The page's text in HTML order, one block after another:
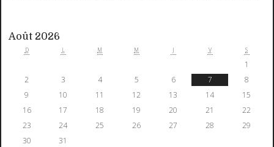
Août 2026
D L M M J V S
1
2
3 4 5 6 7
8
9
10 11 12 13 14
15
16
17 18 19 20 21
22
23
24 25 26 27 28
29
30
31